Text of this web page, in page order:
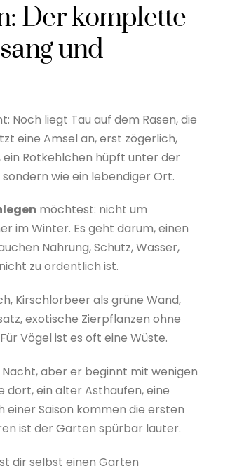
Der komplette
und
Noch liegt Tau auf dem Rasen, die
eine Amsel an, erst zögerlich,
Rotkehlchen hüpft unter der
wie ein lebendiger Ort.
möchtest: nicht um
im Winter. Es geht darum, einen
Nahrung, Schutz, Wasser,
zu ordentlich ist.
Kirschlorbeer als grüne Wand,
exotische Zierpflanzen ohne
Vögel ist es oft eine Wüste.
aber er beginnt mit wenigen
dort, ein alter Asthaufen, eine
einer Saison kommen die ersten
ist der Garten spürbar lauter.
dir selbst einen Garten